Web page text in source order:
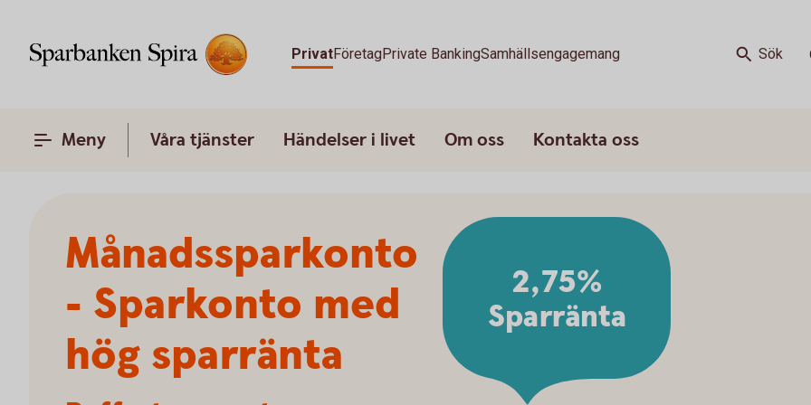
PrivatFöretagPrivate BankingSamhällsengagemang Sök
Meny Våra tjänster Händelser i livet Om oss Kontakta oss
2,75%
Sparränta
Månadssparkonto
- Sparkonto med
hög sparränta